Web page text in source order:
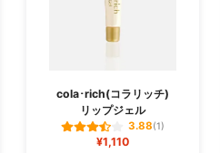
cola･rich(コラリッチ)
リップジェル
3.88(1)
¥1,110